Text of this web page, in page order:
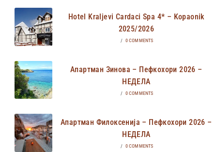
Hotel Kraljevi Cardaci Spa 4* – Kopaonik
2025/2026
/ 0 COMMENTS
Апартман Зинова – Пефкохори 2026 –
НЕДЕЛА
/ 0 COMMENTS
Апартман Филоксенија – Пефкохори 2026 –
НЕДЕЛА
/ 0 COMMENTS